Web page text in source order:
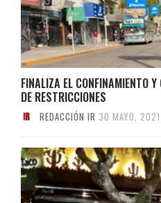
FINALIZA EL CONFINAMIENTO
DE RESTRICCIONES
REDACCIÓN IR 30 MAYO, 2021